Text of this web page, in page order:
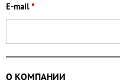
E-mail*
О КОМПАНИИ